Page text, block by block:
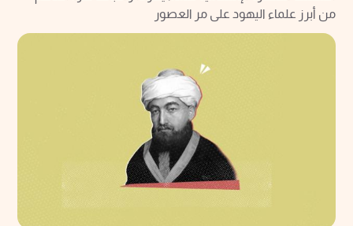
من أبرز علماء اليهود على مر العصور